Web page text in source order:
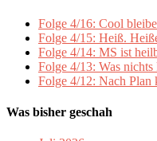
Folge 4/16: Cool
Folge 4/15: Heiß.
Folge 4/14: MS ist
Folge 4/13: Was
Folge 4/12: Nach Plan
Was bisher geschah